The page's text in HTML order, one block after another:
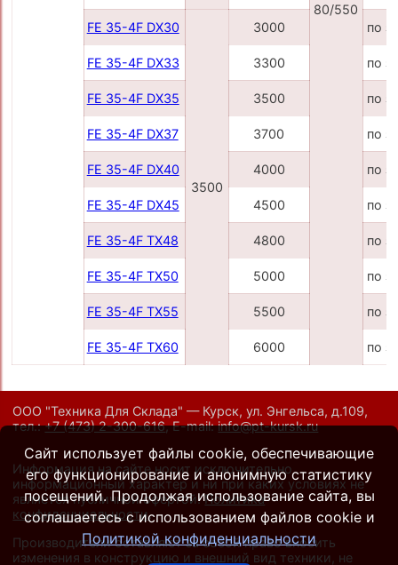
80/550
FE 35-4F DX30
3500
3000 по
FE 35-4F DX33 3300 по
FE 35-4F DX35 3500 по
FE 35-4F DX37 3700 по
FE 35-4F DX40 4000 по
FE 35-4F DX45 4500 по
FE 35-4F TX48 4800 по
FE 35-4F TX50 5000 по
FE 35-4F TX55 5500 по
FE 35-4F TX60 6000 по
ООО "Техника Для Склада" — Курск, ул. Энгельса, д.109,
тел.:+7 (473) 2-300-616,E-mail:info@pt-kursk.ru
Информация на сайте носит исключительно
информационный характер и ни при каких условиях не
является публичной офертой.Политика
конфиденциальности.
Производители оставляют за собой право вносить
изменения в конструкцию и внешний вид техники, не
Сайт использует файлы cookie, обеспечивающие
его функционирование и анонимную статистику
посещений. Продолжая использование сайта, вы
соглашаетесь с использованием файлов cookie и
Политикой конфиденциальности